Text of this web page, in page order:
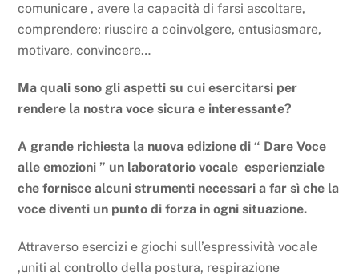
comunicare , avere la capacità di farsi ascoltare,
comprendere; riuscire a coinvolgere, entusiasmare,
motivare, convincere…
Ma quali sono gli aspetti su cui esercitarsi per
rendere la nostra voce sicura e interessante?
A grande richiesta la nuova edizione di “ Dare Voce
alle emozioni ” un laboratorio vocale esperienziale
che fornisce alcuni strumenti necessari a far sì che la
voce diventi un punto di forza in ogni situazione.
Attraverso esercizi e giochi sull’espressività vocale
,uniti al controllo della postura, respirazione